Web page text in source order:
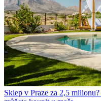
Sklep v Praze za 2,5